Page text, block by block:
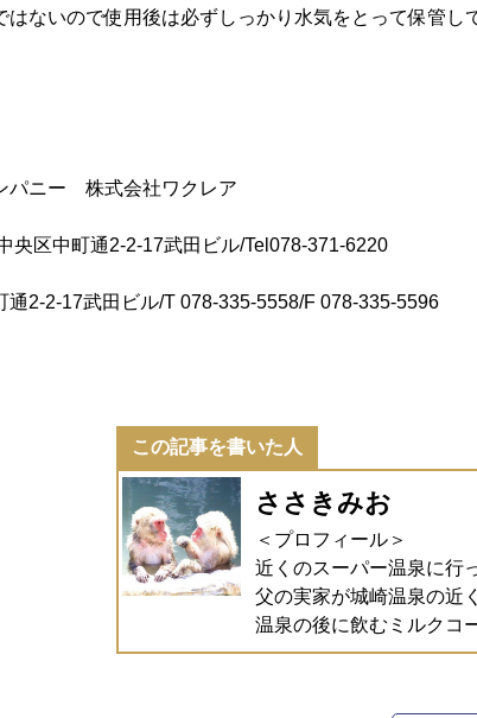
はないので使用後は必ずしっかり水気をとって保管し
パニー 株式会社ワクレア
央区中町通2-2-17武田ビル/Tel078-371-6220
通2-2-17武田ビル/T 078-335-5558/F 078-335-5596
この記事を書いた人
ささきみお
＜プロフィール＞
近くのスーパー温泉に行
父の実家が城崎温泉の近
温泉の後に飲むミルクコ